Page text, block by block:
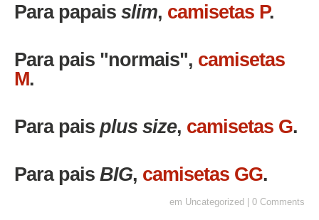
Para papais slim, camisetas P.
Para pais "normais", camisetas
M.
Para pais plus size, camisetas G.
Para pais BIG, camisetas GG.
em Uncategorized 0 Comments